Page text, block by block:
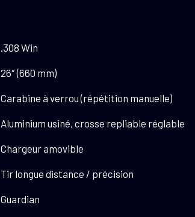
.308 Win
26″ (660 mm)
Carabine à verrou (répétition manuelle)
Aluminium usiné, crosse repliable réglable
Chargeur amovible
Tir longue distance / précision
Guardian